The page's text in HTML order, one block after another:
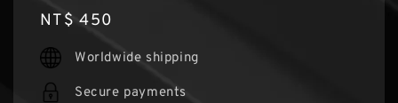
Regular
price
NT$ 450
Worldwide shipping
Secure payments